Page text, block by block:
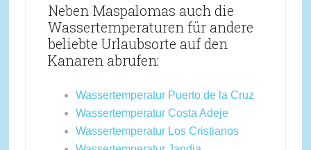
Neben Maspalomas auch die
Wassertemperaturen für andere
beliebte Urlaubsorte auf den
Kanaren abrufen:
Wassertemperatur Puerto de la Cruz
Wassertemperatur Costa Adeje
Wassertemperatur Los Cristianos